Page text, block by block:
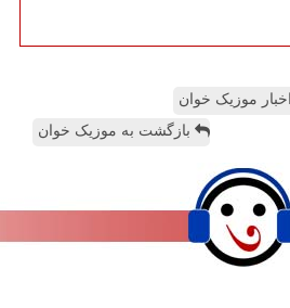
اخبار موزیک خوان
بازگشت به موزیک خوان